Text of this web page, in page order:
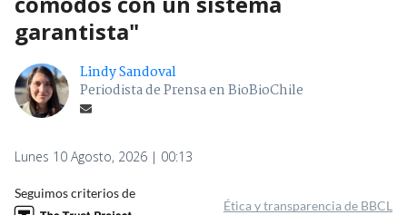
garantista"
Lindy Sandoval
Periodista de Prensa en BioBioChile
Lunes 10 Agosto, 2026 | 00:13
Seguimos criterios de
Ética y transparencia de BBCL